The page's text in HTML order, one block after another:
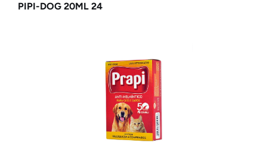
PIPI-DOG 20ML 24